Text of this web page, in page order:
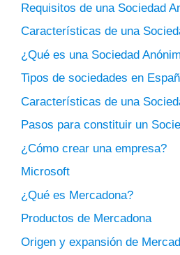
Requisitos de una Sociedad
Características de una
¿Qué es una Sociedad
Tipos de sociedades en
Características de una
Pasos para constituir un
¿Cómo crear una empresa?
Microsoft
¿Qué es Mercadona?
Productos de Mercadona
Origen y expansión de